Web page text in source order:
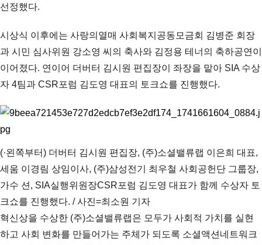
선정했다.
시상식 이후에는 사랑의열매 사회복지공동모금회 김병준 회장
과 시민 심사위원 강소영 씨의 축사와 김정용 테너의 축하공연이
이어졌다. 연이어 더버터 김시원 편집장이 좌장을 맡아 SIA 수상
자 4팀과 CSR포럼 김도영 대표의 토크쇼를 진행했다.
(·왼쪽부터) 더버터 김시원 편집장, (주)소셜밸류랩 이은희 대표,
세움 이경림 상임이사, (주)삼성전기 최우철 사회공헌단 그룹장,
가수 션, SIA실행위원장CSR포럼 김도영 대표가 함께 수상자 토
크쇼를 진행했다. / 사진=최소원 기자
혁신상을 수상한 (주)소셜밸류랩은 모두가 사회적 가치를 실현
하고 사회 변화를 만들어가는 주체가 되도록 소셜액션네트워크